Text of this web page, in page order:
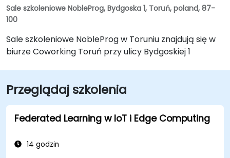
Sale szkoleniowe NobleProg, Bydgoska 1, Toruń, poland, 87-
100
Sale szkoleniowe NobleProg w Toruniu znajdują się w
biurze Coworking Toruń przy ulicy Bydgoskiej 1
Przeglądaj szkolenia
Federated Learning w IoT i Edge Computing
14 godzin